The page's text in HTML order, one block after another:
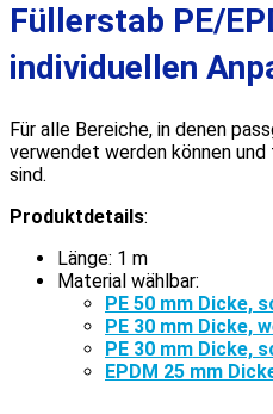
Füllerstab PE/
individuellen
Für alle Bereiche, in denen
verwendet werden können
sind.
Produktdetails:
Länge: 1 m
Material wählbar:
PE 50 mm Dicke,
PE 30 mm Dicke,
PE 30 mm Dicke,
EPDM 25 mm